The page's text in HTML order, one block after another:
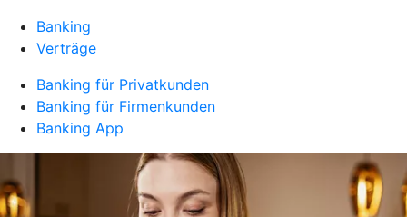
Banking
Verträge
Banking für Privatkunden
Banking für Firmenkunden
Banking App